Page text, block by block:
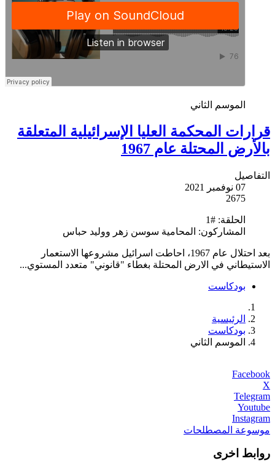
الموسم الثاني
قرارات المحكمة العليا الإسرائيلية المتعلقة
بالأرض المحتلة عام 1967
التفاصيل
07 نوفمبر 2021
2675
الحلقة: #1
المشاركون: المحامية سوسن زهر ووليد حباس
بعد احتلال عام 1967، احاطت اسرائيل مشروعها الاستعمار
الاستيطاني في الارض المحتلة بغطاء "قانوني" متعدد المستوي...
بودكاست
الرئيسية
بودكاست
الموسم الثاني
Facebook
X
Telegram
Youtube
Instagram
موسوعة المصطلحات
روابط اخرى